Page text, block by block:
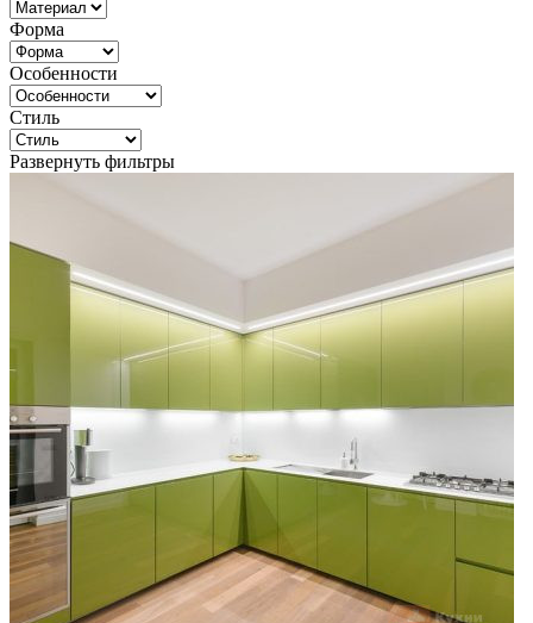
Форма
Особенности
Стиль
Развернуть фильтры